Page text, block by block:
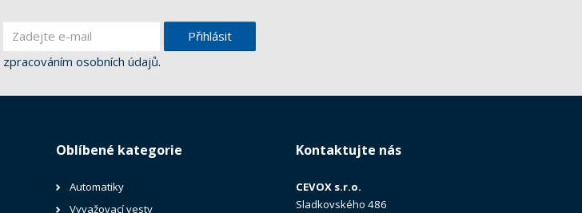
Přihlásit
zpracováním osobních údajů.
Oblíbené kategorie
Automatiky
Vyvažovací vesty
Kontaktujte nás
CEVOX s.r.o.
Sladkovského 486